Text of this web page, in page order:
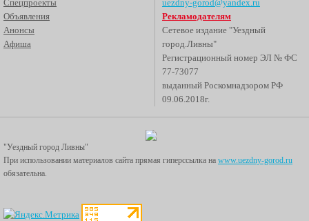
Спецпроекты
Объявления
Анонсы
Афиша
uezdny-gorod@yandex.ru
Рекламодателям
Сетевое издание "Уездный
город.Ливны"
Регистрационный номер ЭЛ № ФС
77-73077
выданный Роскомнадзором РФ
09.06.2018г.
"Уездный город Ливны"
При использовании материалов сайта прямая гиперссылка на www.uezdny-gorod.ru
обязательна.